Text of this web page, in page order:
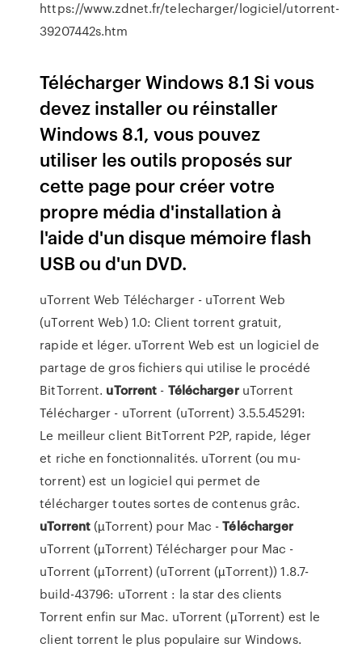
https://www.zdnet.fr/telecharger/logiciel/utorrent-
39207442s.htm
Télécharger Windows 8.1 Si vous
devez installer ou réinstaller
Windows 8.1, vous pouvez
utiliser les outils proposés sur
cette page pour créer votre
propre média d'installation à
l'aide d'un disque mémoire flash
USB ou d'un DVD.
uTorrent Web Télécharger - uTorrent Web
(uTorrent Web) 1.0: Client torrent gratuit,
rapide et léger. uTorrent Web est un logiciel de
partage de gros fichiers qui utilise le procédé
BitTorrent. uTorrent - TéléchargeruTorrent
Télécharger - uTorrent (uTorrent) 3.5.5.45291:
Le meilleur client BitTorrent P2P, rapide, léger
et riche en fonctionnalités. uTorrent (ou mu-
torrent) est un logiciel qui permet de
télécharger toutes sortes de contenus grâc.
uTorrent (µTorrent) pour Mac -Télécharger
uTorrent (µTorrent) Télécharger pour Mac -
uTorrent (µTorrent) (uTorrent (µTorrent)) 1.8.7-
build-43796: uTorrent : la star des clients
Torrent enfin sur Mac. uTorrent (µTorrent) est le
client torrent le plus populaire sur Windows.